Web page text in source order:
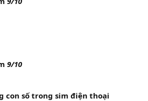
9/10
con số trong sim điện thoại